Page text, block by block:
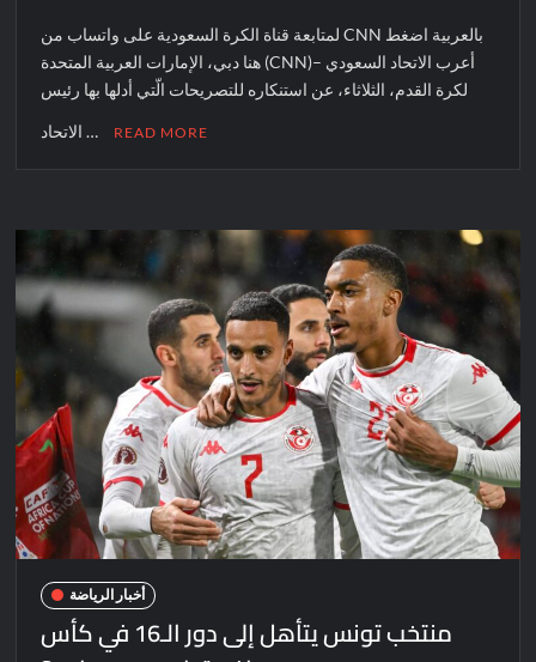
لمتابعة قناة الكرة السعودية على واتساب من CNN بالعربية اضغط
هنا دبي، الإمارات العربية المتحدة (CNN)– أعرب الاتحاد السعودي
لكرة القدم، الثلاثاء، عن استنكاره للتصريحات الّتي أدلها بها رئيس
الاتحاد … READ MORE
أخبار الرياضة
منتخب تونس يتأهل إلى دور الـ16 في كأس